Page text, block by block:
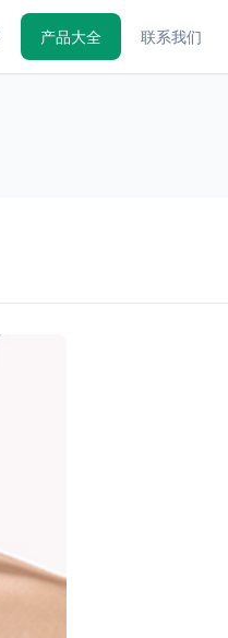
产品大全 联系我们